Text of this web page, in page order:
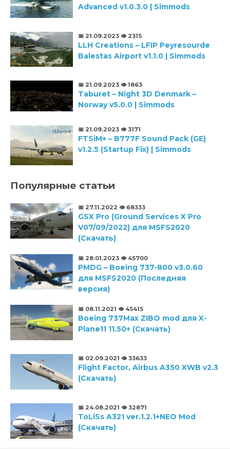
Advanced v1.0.3.0 | Simmods
📅 21.09.2023 👁️ 2315
LLH Creations – LFIP Peyresourde
Balestas Airport v1.1.0 | Simmods
📅 21.09.2023 👁️ 1863
Taburet – Night 3D Denmark –
Norway v5.0.0 | Simmods
📅 21.09.2023 👁️ 3171
FTSiM+ – B777F Sound Pack (GE)
v1.2.5 (Startup Fix) | Simmods
Популярные статьи
📅 27.11.2022 👁️ 68333
GSX Pro (Ground Services X Pro
V07/09/2022) для MSFS2020
(Скачать)
📅 28.01.2023 👁️ 45700
PMDG – Boeing 737-800 v3.0.60
для MSFS2020 (Последняя
версия)
📅 08.11.2021 👁️ 45415
Boeing 737Max ZIBO mod для X-
Plane11 11.50+ (Скачать)
📅 02.09.2021 👁️ 33633
Flight Factor, Airbus A350 XWB v2.3
(Скачать)
📅 24.08.2021 👁️ 32871
ToLiSs A321 ver.1.2.1+NEO Mod
(Скачать)